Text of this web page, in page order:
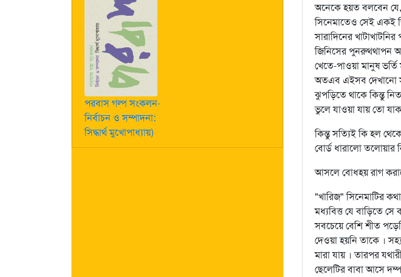
পরবাস গল্প সংকলন-
নির্বাচন ও সম্পাদনা:
সিদ্ধার্থ মুখোপাধ্যায়)
অনেকে হয়ত বলবেন
সিনেমাতেও সেই একই
সারাদিনের
জিনিসের পুনরুথ্থাপন
খেতে-পাওয়া মানুষ
অতএব এইসব দেখানো
ঝুপড়িতে থাকে কিন্তু
ভুলে যাওয়া যায় তো
কিন্তু সত্যিই কি হল
বোর্ড ধারালো তলোয়ার
আসলে বোধহয় রাগ
"খারিজ" সিনেমাটির
মধ্যবিত্ত যে বাড়িতে
সবচেয়ে বেশি শীত
দেওয়া হয়নি তাকে ।
মারা যায় । তারপর
ছেলেটির বাবা আসে